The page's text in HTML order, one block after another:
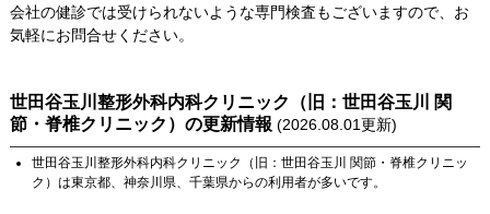
会社の健診では受けられないような専門検査もございますので、お
気軽にお問合せください。
世田谷玉川整形外科内科クリニック（旧：世田谷玉川 関
節・脊椎クリニック） の更新情報 (2026.08.01更新)
世田谷玉川整形外科内科クリニック（旧：世田谷玉川 関節・脊椎クリニッ
ク） は東京都、 神奈川県、 千葉県からの利用者が多いです。